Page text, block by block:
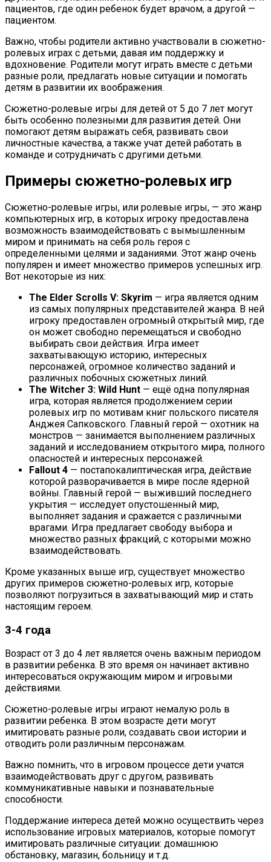
пациентов, где один ребенок будет врачом, а другой —
пациентом.
Важно, чтобы родители активно участвовали в сюжетно-
ролевых играх с детьми, давая им поддержку и
вдохновение. Родители могут играть вместе с детьми
разные роли, предлагать новые ситуации и помогать
детям в развитии их воображения.
Сюжетно-ролевые игры для детей от 5 до 7 лет могут
быть особенно полезными для развития детей. Они
помогают детям выражать себя, развивать свои
личностные качества, а также учат детей работать в
команде и сотрудничать с другими детьми.
Примеры сюжетно-ролевых игр
Сюжетно-ролевые игры, или ролевые игры, — это жанр
компьютерных игр, в которых игроку предоставлена
возможность взаимодействовать с вымышленным
миром и принимать на себя роль героя с
определенными целями и заданиями. Этот жанр очень
популярен и имеет множество примеров успешных игр.
Вот некоторые из них:
The Elder Scrolls V: Skyrim — игра является одним
из самых популярных представителей жанра. В ней
игроку предоставлен огромный открытый мир, где
он может свободно перемещаться и свободно
выбирать свои действия. Игра имеет
захватывающую историю, интересных
персонажей, огромное количество заданий и
различных побочных сюжетных линий.
The Witcher 3: Wild Hunt — ещё одна популярная
игра, которая является продолжением серии
ролевых игр по мотивам книг польского писателя
Анджея Сапковского. Главный герой — охотник на
монстров — занимается выполнением различных
заданий и исследованием открытого мира, полного
опасностей и интересных персонажей.
Fallout 4 — постапокалиптическая игра, действие
которой разворачивается в мире после ядерной
войны. Главный герой — выживший последнего
укрытия — исследует опустошенный мир,
выполняет задания и сражается с различными
врагами. Игра предлагает свободу выбора и
множество разных фракций, с которыми можно
взаимодействовать.
Кроме указанных выше игр, существует множество
других примеров сюжетно-ролевых игр, которые
позволяют погрузиться в захватывающий мир и стать
настоящим героем.
3-4 года
Возраст от 3 до 4 лет является очень важным периодом
в развитии ребенка. В это время он начинает активно
интересоваться окружающим миром и игровыми
действиями.
Сюжетно-ролевые игры играют немалую роль в
развитии ребенка. В этом возрасте дети могут
имитировать разные роли, создавать свои истории и
отводить роли различным персонажам.
Важно помнить, что в игровом процессе дети учатся
взаимодействовать друг с другом, развивать
коммуникативные навыки и познавательные
способности.
Поддержание интереса детей можно осуществить через
использование игровых материалов, которые помогут
имитировать различные ситуации: домашнюю
обстановку, магазин, больницу и т.д.